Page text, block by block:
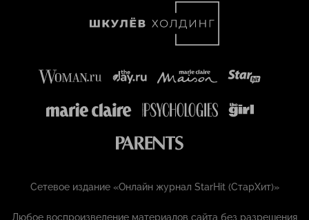
Сетевое издание «Онлайн журнал StarHit (СтарХит)»
Любое воспроизведение материалов сайта без разрешения